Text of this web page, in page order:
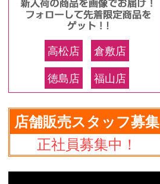
高松店
倉敷店
徳島店
福山店
店舗販売スタッフ募集
正社員募集中！